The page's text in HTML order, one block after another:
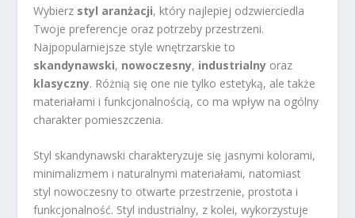
Wybierz styl aranżacji, który najlepiej odzwierciedla
Twoje preferencje oraz potrzeby przestrzeni.
Najpopularniejsze style wnętrzarskie to
skandynawski, nowoczesny, industrialny oraz
klasyczny. Różnią się one nie tylko estetyką, ale także
materiałami i funkcjonalnością, co ma wpływ na ogólny
charakter pomieszczenia.
Styl skandynawski charakteryzuje się jasnymi kolorami,
minimalizmem i naturalnymi materiałami, natomiast
styl nowoczesny to otwarte przestrzenie, prostota i
funkcjonalność. Styl industrialny, z kolei, wykorzystuje